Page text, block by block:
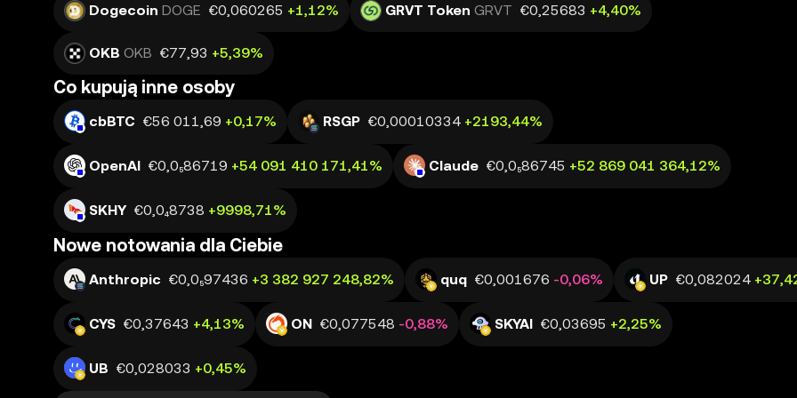
Dogecoin DOGE €0,060265 +1,12% GRVT Token GRVT €0,25683 +4,40%
OKB OKB €77,93 +5,39%
Co kupują inne osoby
cbBTC €56 011,69 +0,17% RSGP €0,00010334 +2193,44%
OpenAI €0,0₅86719 +54 091 410 171,41% Claude €0,0₅86745 +52 869 041 364,12%
SKHY €0,0₄8738 +9998,71%
Nowe notowania dla Ciebie
Anthropic €0,0₅97436 +3 382 927 248,82% quq €0,001676 -0,06% UP €0,082024
CYS €0,37643 +4,13% ON €0,077548 -0,88% SKYAI €0,03695 +2,25%
UB €0,028033 +0,45%